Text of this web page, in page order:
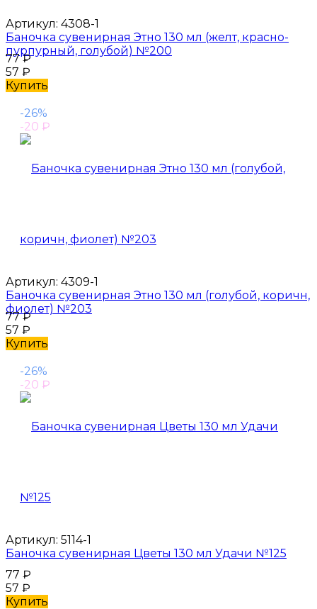
Артикул: 4308-1
Баночка сувенирная Этно 130 мл (желт, красно-
пурпурный, голубой) №200
77₽
57 ₽
Купить
-26%
-20 ₽
Артикул: 4309-1
Баночка сувенирная Этно 130 мл (голубой, коричн,
фиолет) №203
77₽
57 ₽
Купить
-26%
-20 ₽
Артикул: 5114-1
Баночка сувенирная Цветы 130 мл Удачи №125
77 ₽
57 ₽
Купить